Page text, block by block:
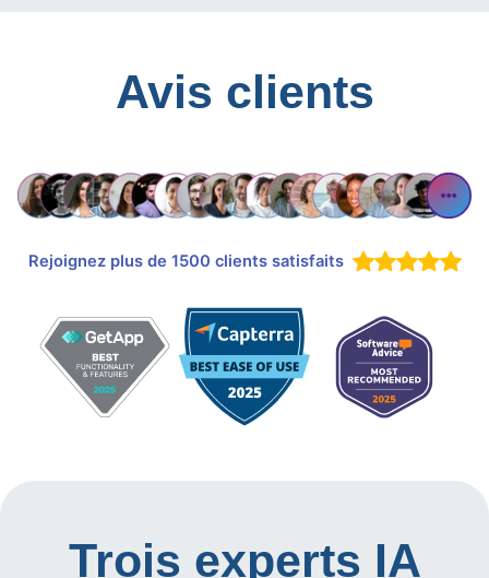
Avis clients
Rejoignez plus de 1500 clients satisfaits
Trois experts IA